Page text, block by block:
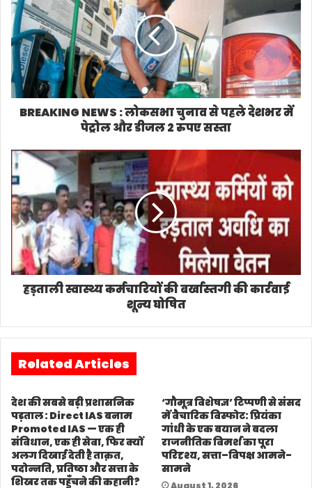
t
e
BREAKING NEWS : लोकसभा चुनाव से पहले देशभर में
पेट्रोल और डीजल 2 रुपए सस्ता
हड़ताली स्वास्थ्य कर्मचारियों की बर्खास्तगी की कार्रवाई
शून्य घोषित
Related Articles
देश की सबसे बड़ी प्रशासनिक
पड़ताल : Direct IAS बनाम
Promoted IAS — एक ही
संविधान, एक ही सेवा, फिर क्यों
अलग दिखाई देती है ताक़त,
पदोन्नति, प्रतिष्ठा और सत्ता के
शिखर तक पहुँचने की कहानी?
‘गौमूत्र विशेषज्ञ’ टिप्पणी से संसद
में वैचारिक विस्फोट: प्रियंका
गांधी के एक बयान ने बदला
राजनीतिक विमर्श का पूरा
परिदृश्य, सत्ता–विपक्ष आमने-
सामने
August 1, 2026